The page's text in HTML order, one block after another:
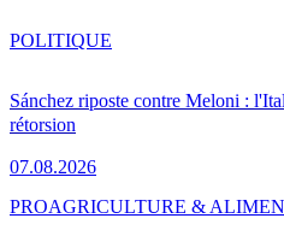
Sánchez riposte contre Meloni :
rétorsion
07.08.2026
POLITIQUE
PROAGRICULTURE &